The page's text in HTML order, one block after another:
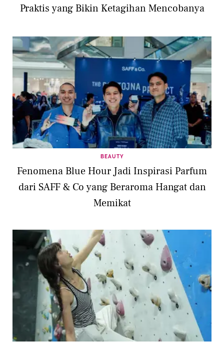
Praktis yang Bikin Ketagihan Mencobanya
BEAUTY
Fenomena Blue Hour Jadi Inspirasi Parfum
dari SAFF & Co yang Beraroma Hangat dan
Memikat